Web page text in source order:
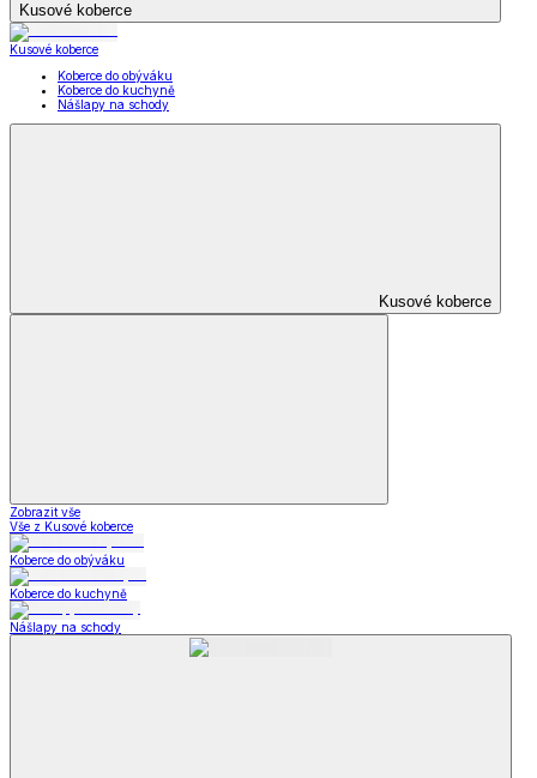
Kusové koberce
Kusové koberce
Koberce do obýváku
Koberce do kuchyně
Nášlapy na schody
Kusové koberce
Zobrazit vše
Vše z Kusové koberce
Koberce do obýváku
Koberce do kuchyně
Nášlapy na schody